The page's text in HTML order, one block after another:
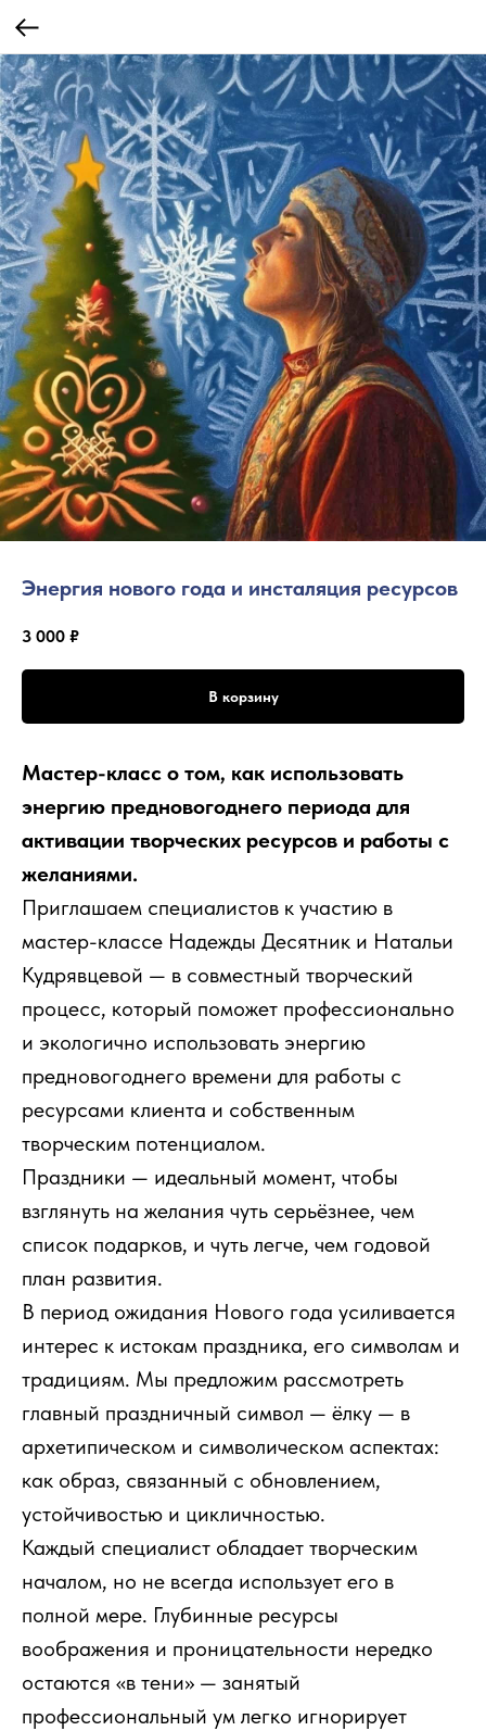
Энергия нового года и инсталяция ресурсов
3 000 ₽
В корзину
Мастер-класс о том, как использовать
энергию предновогоднего периода для
активации творческих ресурсов и работы с
желаниями.
Приглашаем специалистов к участию в
мастер-классе Надежды Десятник и Натальи
Кудрявцевой — в совместный творческий
процесс, который поможет профессионально
и экологично использовать энергию
предновогоднего времени для работы с
ресурсами клиента и собственным
творческим потенциалом.
Праздники — идеальный момент, чтобы
взглянуть на желания чуть серьёзнее, чем
список подарков, и чуть легче, чем годовой
план развития.
В период ожидания Нового года усиливается
интерес к истокам праздника, его символам и
традициям. Мы предложим рассмотреть
главный праздничный символ — ёлку — в
архетипическом и символическом аспектах:
как образ, связанный с обновлением,
устойчивостью и цикличностью.
Каждый специалист обладает творческим
началом, но не всегда использует его в
полной мере. Глубинные ресурсы
воображения и проницательности нередко
остаются «в тени» — занятый
профессиональный ум легко игнорирует